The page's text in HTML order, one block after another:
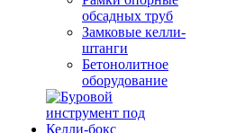
обсадных труб
Замковые келли-
штанги
Бетонолитное
оборудование